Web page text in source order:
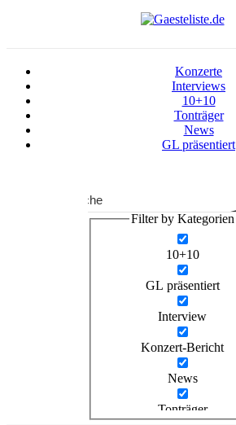
Konzerte
Interviews
10+10
Tonträger
News
GL präsentiert
Suche
Filter by Kategorien
10+10
GL präsentiert
Interview
Konzert-Bericht
News
Tonträger